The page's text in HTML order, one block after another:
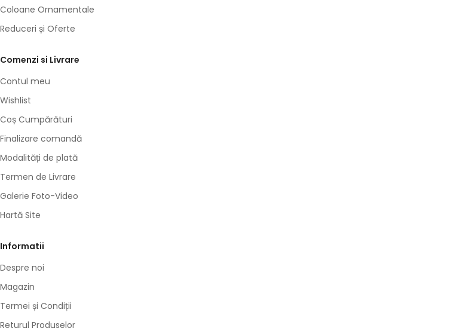
Coloane Ornamentale
Reduceri și Oferte
Comenzi si Livrare
Contul meu
Wishlist
Coș Cumpărături
Finalizare comandă
Modalități de plată
Termen de Livrare
Galerie Foto-Video
Hartă Site
Informatii
Despre noi
Magazin
Termei și Condiții
Returul Produselor